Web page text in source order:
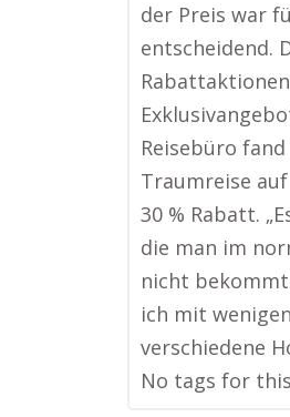
der Preis war
entscheidend.
Reisebüro
Traumreise
30 % Rabatt.
die man im
nicht
ich mit
verschiedene
No tags for